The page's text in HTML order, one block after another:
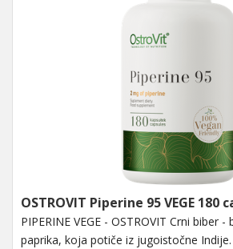
OSTROVIT Piperine 95 VEGE 180
PIPERINE VEGE - OSTROVIT Crni biber
paprika, koja potiče iz jugoistočne